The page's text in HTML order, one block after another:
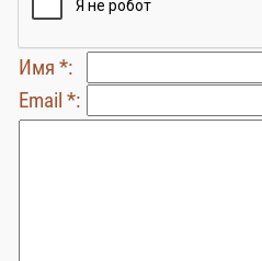
Имя *:
Email *: